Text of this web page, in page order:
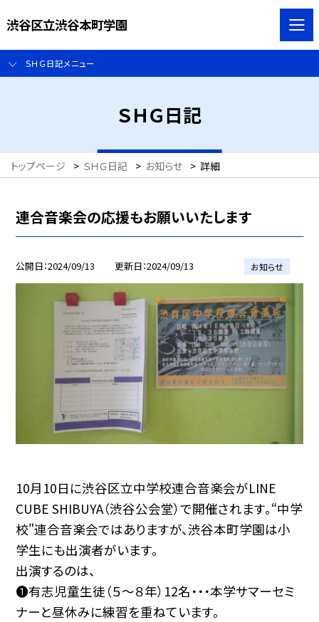
渋谷区立渋谷本町学園
ＳＨＧ日記メニュー
ＳＨＧ日記
トップページ > ＳＨＧ日記 > お知らせ > 詳細
連合音楽会の応援もお願いいたします
公開日 2024/09/13 更新日 2024/09/13 お知らせ
10月10日に渋谷区立中学校連合音楽会がLINE
CUBE SHIBUYA（渋谷公会堂）で開催されます。“中学
校"連合音楽会ではありますが、渋谷本町学園は小
学生にも出演者がいます。
出演するのは、
❶有志児童生徒（５〜８年）12名・・・本学サマーセミ
ナーと昼休みに練習を重ねています。